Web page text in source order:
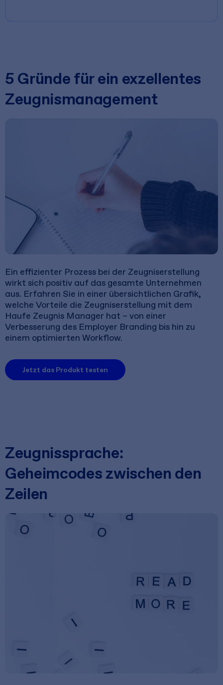
5 Gründe für ein exzellentes
Zeugnismanagement
Ein effizienter Prozess bei der Zeugniserstellung
wirkt sich positiv auf das gesamte Unternehmen
aus. Erfahren Sie in einer übersichtlichen Grafik,
welche Vorteile die Zeugniserstellung mit dem
Haufe Zeugnis Manager hat – von einer
Verbesserung des Employer Branding bis hin zu
einem optimierten Workflow.
Jetzt das Produkt testen
Zeugnissprache:
Geheimcodes zwischen den
Zeilen